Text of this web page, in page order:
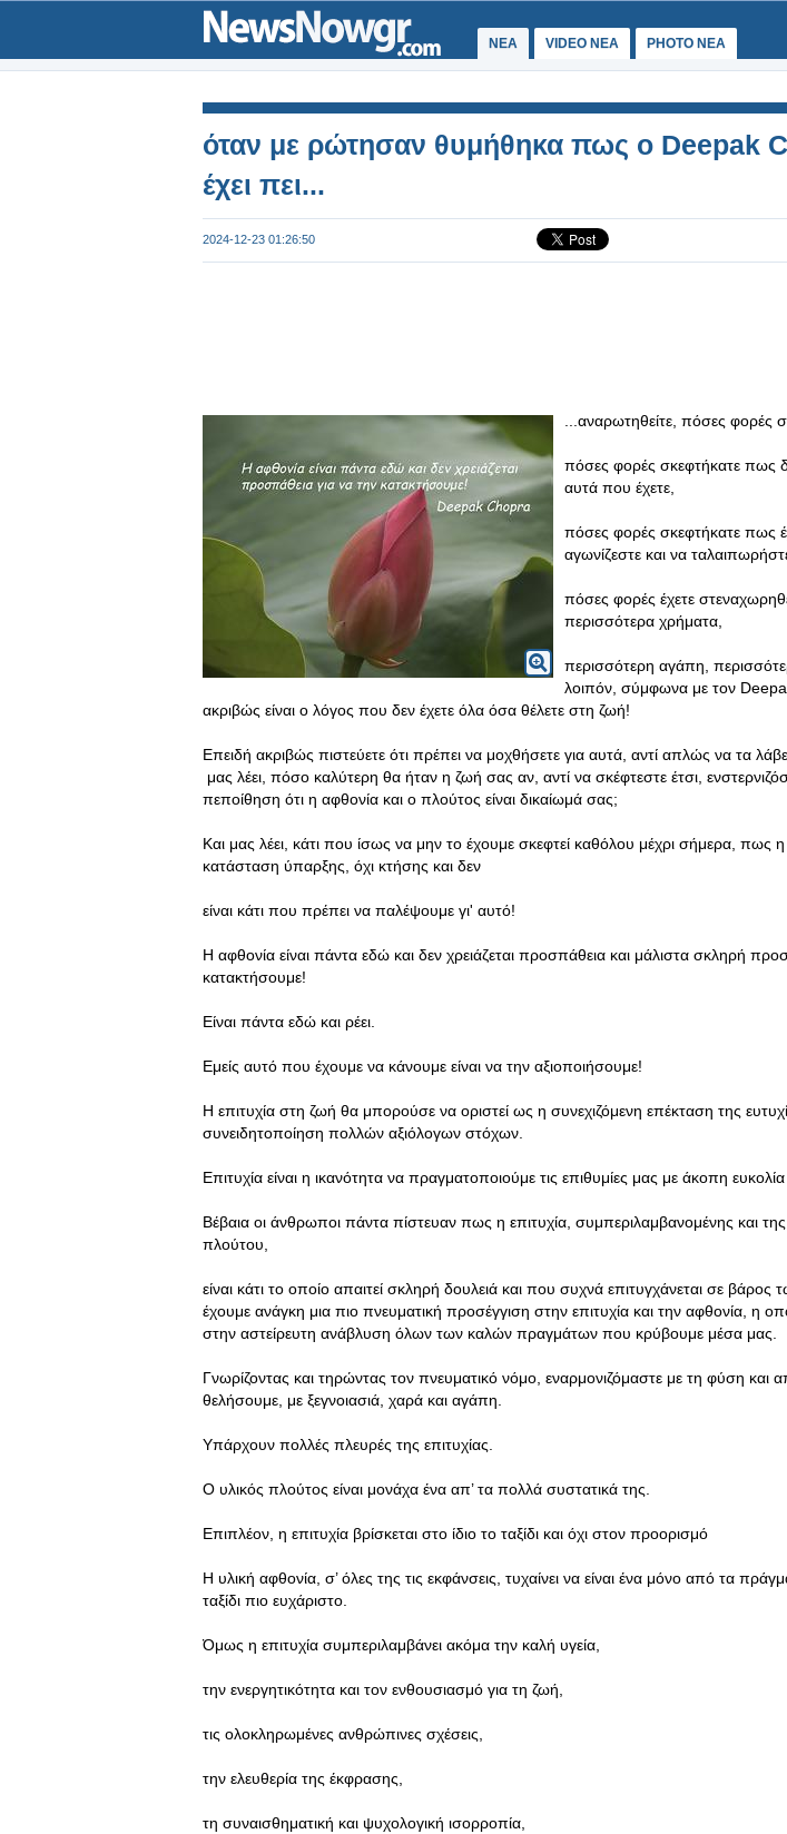
ΝΕΑ VIDEO NEA PHOTO NEA
όταν με ρώτησαν θυμήθηκα πως ο Deepak
έχει πει...
2024-12-23 01:26:50
...αναρωτηθείτε, πόσες φορές
πόσες φορές σκεφτήκατε πως
αυτά που έχετε,
πόσες φορές σκεφτήκατε πως
αγωνίζεστε και να
πόσες φορές έχετε
περισσότερα χρήματα,
περισσότερη αγάπη,
λοιπόν, σύμφωνα με τον
ακριβώς είναι ο λόγος που δεν έχετε όλα όσα θέλετε στη ζωή!
Επειδή ακριβώς πιστεύετε ότι πρέπει να μοχθήσετε για αυτά, αντί απλώς να τα
μας λέει, πόσο καλύτερη θα ήταν η ζωή σας αν, αντί να σκέφτεστε έτσι,
πεποίθηση ότι η αφθονία και ο πλούτος είναι δικαίωμά σας;
Και μας λέει, κάτι που ίσως να μην το έχουμε σκεφτεί καθόλου μέχρι σήμερα, πως η
κατάσταση ύπαρξης, όχι κτήσης και δεν
είναι κάτι που πρέπει να παλέψουμε γι' αυτό!
Η αφθονία είναι πάντα εδώ και δεν χρειάζεται προσπάθεια και μάλιστα σκληρή
κατακτήσουμε!
Είναι πάντα εδώ και ρέει.
Εμείς αυτό που έχουμε να κάνουμε είναι να την αξιοποιήσουμε!
Η επιτυχία στη ζωή θα μπορούσε να οριστεί ως η συνεχιζόμενη επέκταση της
συνειδητοποίηση πολλών αξιόλογων στόχων.
Επιτυχία είναι η ικανότητα να πραγματοποιούμε τις επιθυμίες μας με άκοπη ευκολία
Βέβαια οι άνθρωποι πάντα πίστευαν πως η επιτυχία, συμπεριλαμβανομένης και
πλούτου,
είναι κάτι το οποίο απαιτεί σκληρή δουλειά και που συχνά επιτυγχάνεται σε
έχουμε ανάγκη μια πιο πνευματική προσέγγιση στην επιτυχία και την αφθονία, η
στην αστείρευτη ανάβλυση όλων των καλών πραγμάτων που κρύβουμε μέσα μας.
Γνωρίζοντας και τηρώντας τον πνευματικό νόμο, εναρμονιζόμαστε με τη φύση και
θελήσουμε, με ξεγνοιασιά, χαρά και αγάπη.
Υπάρχουν πολλές πλευρές της επιτυχίας.
Ο υλικός πλούτος είναι μονάχα ένα απ’ τα πολλά συστατικά της.
Επιπλέον, η επιτυχία βρίσκεται στο ίδιο το ταξίδι και όχι στον προορισμό
Η υλική αφθονία, σ’ όλες της τις εκφάνσεις, τυχαίνει να είναι ένα μόνο από τα
ταξίδι πιο ευχάριστο.
Όμως η επιτυχία συμπεριλαμβάνει ακόμα την καλή υγεία,
την ενεργητικότητα και τον ενθουσιασμό για τη ζωή,
τις ολοκληρωμένες ανθρώπινες σχέσεις,
την ελευθερία της έκφρασης,
τη συναισθηματική και ψυχολογική ισορροπία,